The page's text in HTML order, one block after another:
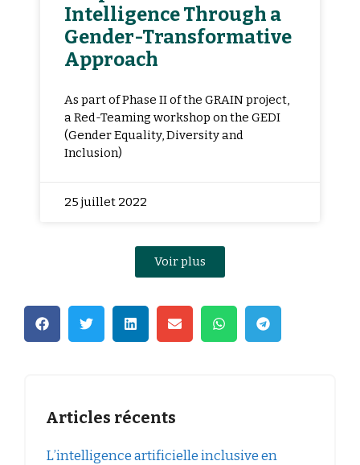
Intelligence Through a
Gender-Transformative
Approach
As part of Phase II of the GRAIN project,
a Red-Teaming workshop on the GEDI
(Gender Equality, Diversity and
Inclusion)
25 juillet 2022
Voir plus
Articles récents
L’intelligence artificielle inclusive en